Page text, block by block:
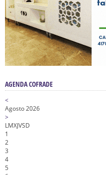
AGENDA COFRADE
<
Agosto 2026
>
LMXJVSD
1
2
3
4
5